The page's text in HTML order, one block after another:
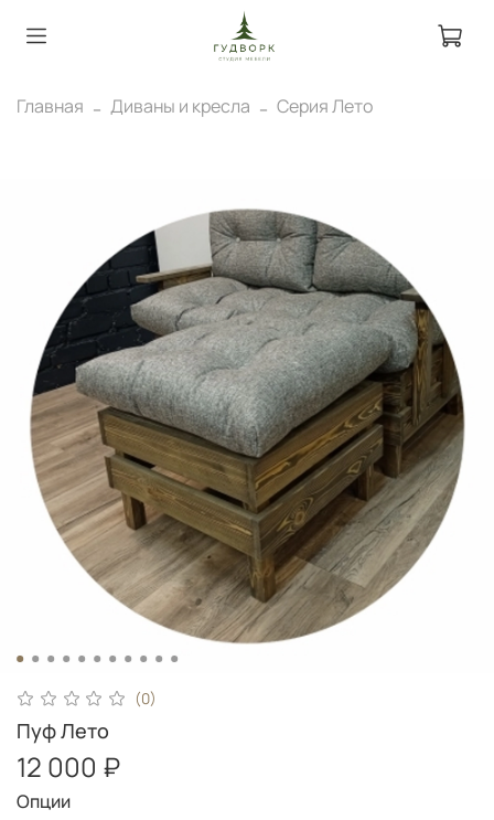
Главная Диваны и кресла Серия Лето
(0)
Пуф Лето
12 000 ₽
Опции